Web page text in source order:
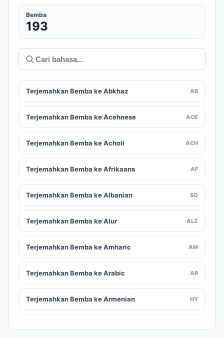
Bemba
193
Terjemahkan Bemba ke Abkhaz AB
Terjemahkan Bemba ke Acehnese ACE
Terjemahkan Bemba ke Acholi ACH
Terjemahkan Bemba ke Afrikaans AF
Terjemahkan Bemba ke Albanian SQ
Terjemahkan Bemba ke Alur ALZ
Terjemahkan Bemba ke Amharic AM
Terjemahkan Bemba ke Arabic AR
Terjemahkan Bemba ke Armenian HY